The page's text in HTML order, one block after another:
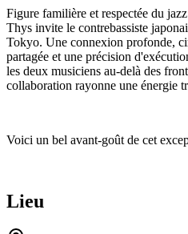
Figure familière et respectée du
Thys invite le contrebassiste
Tokyo. Une connexion profonde,
partagée et une précision
les deux musiciens au-delà des
collaboration rayonne une énergie
Voici un bel avant-goût de cet
Lieu